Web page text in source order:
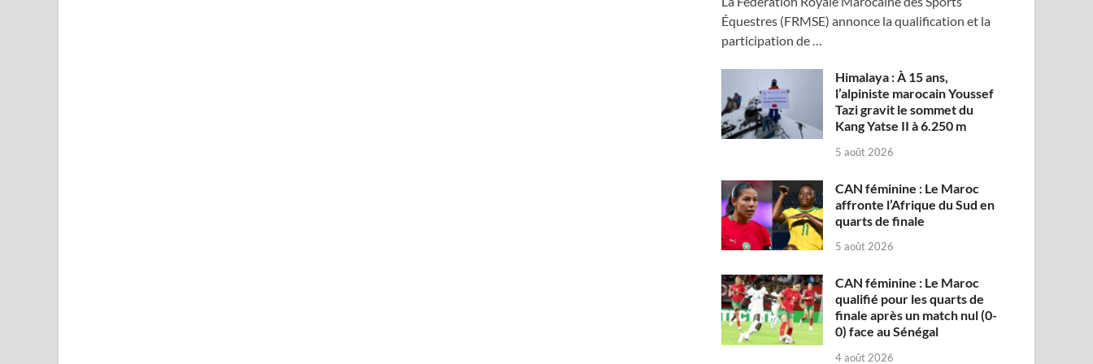
Équestres (FRMSE) annonce la qualification et la
participation de …
Himalaya : À 15 ans,
l’alpiniste marocain Youssef
Tazi gravit le sommet du
Kang Yatse II à 6.250 m
5 août 2026
CAN féminine : Le Maroc
affronte l’Afrique du Sud en
quarts de finale
5 août 2026
CAN féminine : Le Maroc
qualifié pour les quarts de
finale après un match nul (0-
0) face au Sénégal
4 août 2026